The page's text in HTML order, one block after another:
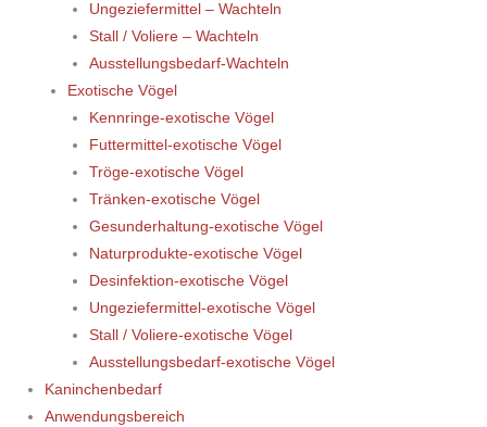
Ungeziefermittel – Wachteln
Stall / Voliere – Wachteln
Ausstellungsbedarf-Wachteln
Exotische Vögel
Kennringe-exotische Vögel
Futtermittel-exotische Vögel
Tröge-exotische Vögel
Tränken-exotische Vögel
Gesunderhaltung-exotische Vögel
Naturprodukte-exotische Vögel
Desinfektion-exotische Vögel
Ungeziefermittel-exotische Vögel
Stall / Voliere-exotische Vögel
Ausstellungsbedarf-exotische Vögel
Kaninchenbedarf
Anwendungsbereich